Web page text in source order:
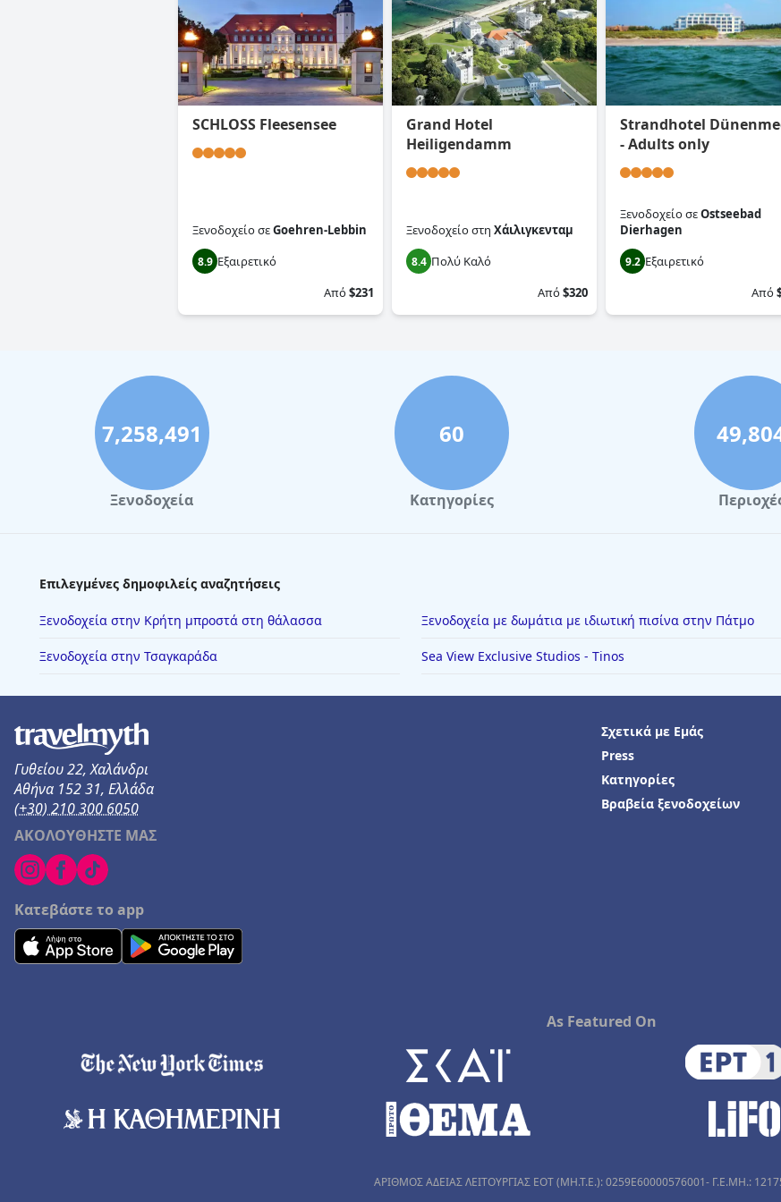
SCHLOSS Fleesensee
ΞενοδοχείοσεGoehren-Lebbin
8.9 Εξαιρετικό
Από$231
Grand Hotel
Heiligendamm
Ξενοδοχείοστη Χάιλιγκενταμ
8.4 Πολύ Καλό
Από$320
Strandhotel
- Adults only
ΞενοδοχείοσεOstseebad
Dierhagen
9.2 Εξαιρετικό
Από
7,258,491
Ξενοδοχεία
60
Κατηγορίες
Επιλεγμένες δημοφιλείς αναζητήσεις
Ξενοδοχεία στην Κρήτη μπροστά στη θάλασσα Ξενοδοχεία με δωμάτια με ιδιωτική πισίνα στην Πάτμο
Ξενοδοχεία στην Τσαγκαράδα Sea View Exclusive Studios - Tinos
Γυθείου 22, Χαλάνδρι
Αθήνα 152 31, Ελλάδα
(+30) 210 300 6050
ΑΚΟΛΟΥΘΗΣΤΕ ΜΑΣ
Κατεβάστε το app
Σχετικά με Εμάς
Press
Κατηγορίες
Βραβεία ξενοδοχείων
As Featured On
ΑΡΙΘΜΟΣ ΑΔΕΙΑΣ ΛΕΙΤΟΥΡΓΙΑΣ ΕΟΤ (MH.T.E.): 0259Ε60000576001- Γ.Ε.ΜΗ.: